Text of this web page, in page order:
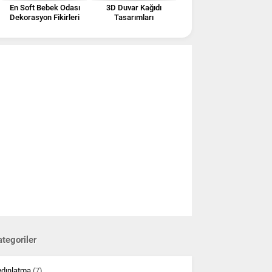
En Soft Bebek Odası
Dekorasyon Fikirleri
3D Duvar Kağıdı
Tasarımları